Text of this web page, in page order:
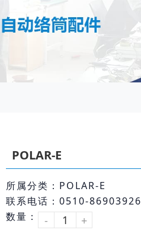
POLAR-E
所属分类：POLAR-E
联系电话：0510-86903926
数量：
- +